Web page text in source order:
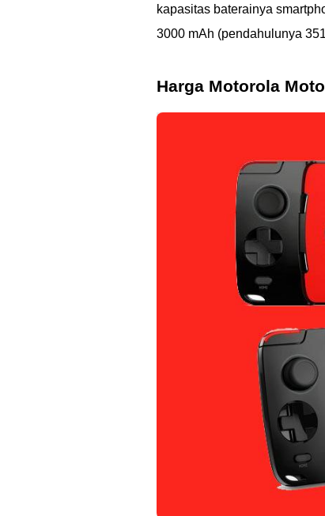
kapasitas baterainya
3000 mAh (pendahulunya
Harga Motorola